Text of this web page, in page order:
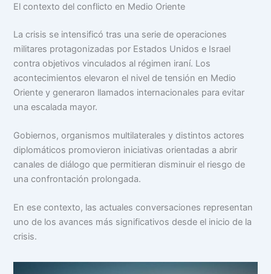
El contexto del conflicto en Medio Oriente
La crisis se intensificó tras una serie de operaciones
militares protagonizadas por Estados Unidos e Israel
contra objetivos vinculados al régimen iraní. Los
acontecimientos elevaron el nivel de tensión en Medio
Oriente y generaron llamados internacionales para evitar
una escalada mayor.
Gobiernos, organismos multilaterales y distintos actores
diplomáticos promovieron iniciativas orientadas a abrir
canales de diálogo que permitieran disminuir el riesgo de
una confrontación prolongada.
En ese contexto, las actuales conversaciones representan
uno de los avances más significativos desde el inicio de la
crisis.